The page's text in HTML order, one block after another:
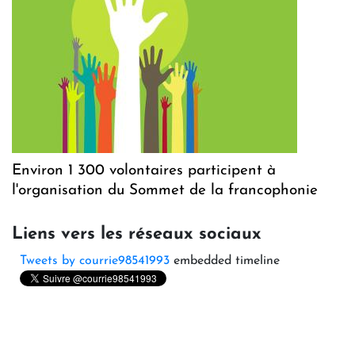
Environ 1 300 volontaires participent à
l'organisation du Sommet de la francophonie
Liens vers les réseaux sociaux
Tweets by courrie98541993 embedded timeline